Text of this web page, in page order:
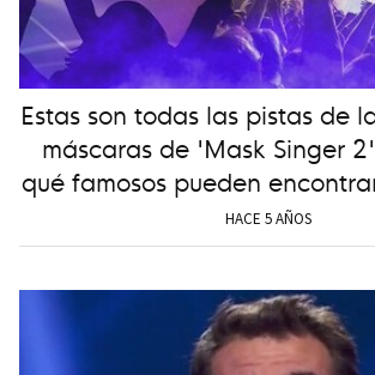
Estas son todas las pistas de
máscaras de 'Mask Singer
qué famosos pueden
HACE 5 AÑOS